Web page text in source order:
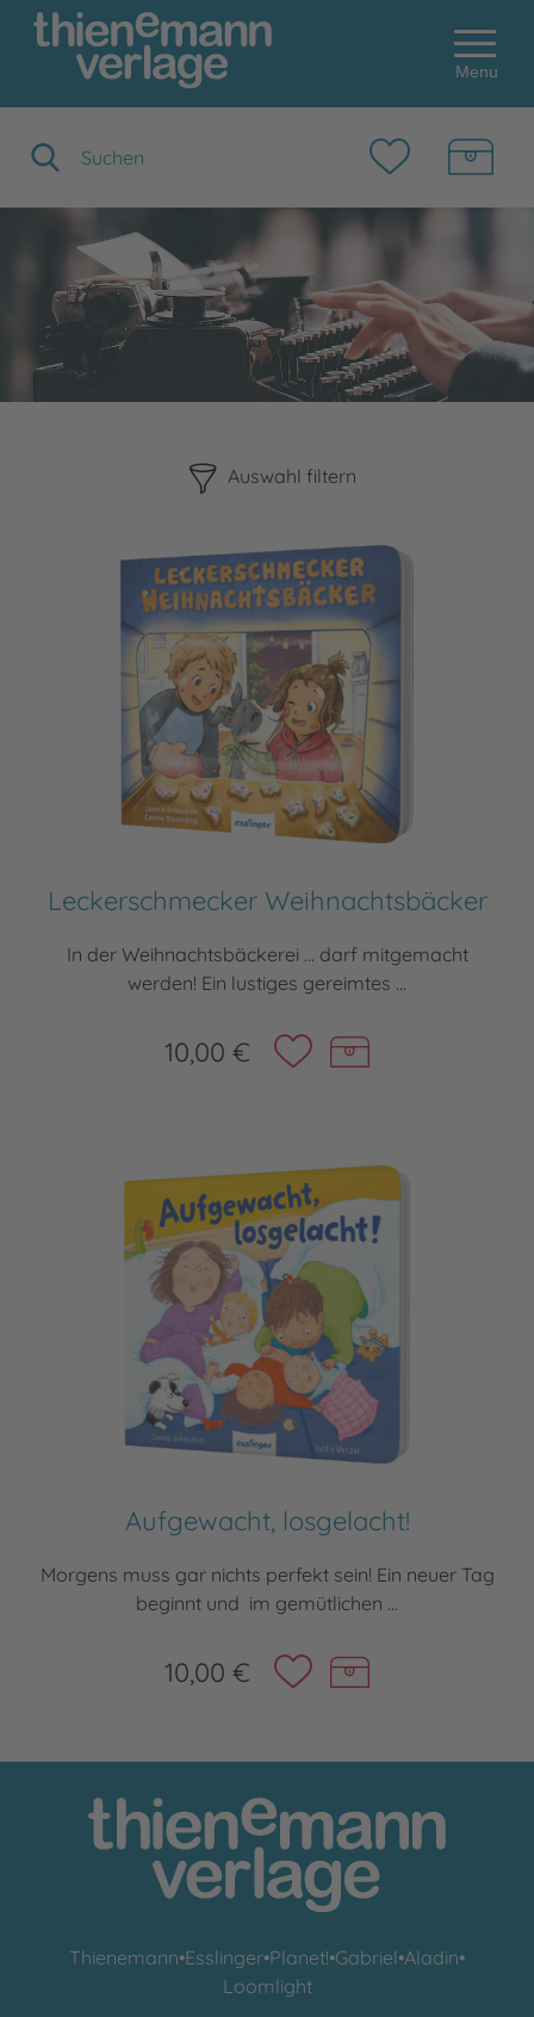
Menu
Auswahl filtern
Leckerschmecker Weihnachtsbäcker
In der Weihnachtsbäckerei ... darf mitgemacht
werden! Ein lustiges gereimtes ...
10,00 €
Aufgewacht, losgelacht!
Morgens muss gar nichts perfekt sein! Ein neuer Tag
beginnt und im gemütlichen ...
10,00 €
Thienemann•Esslinger•Planet!•Gabriel•Aladin•
Loomlight